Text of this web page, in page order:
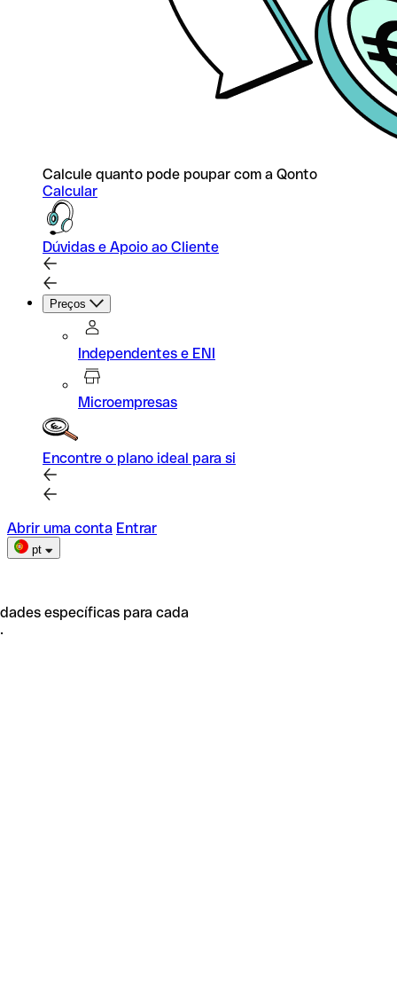
Calcule quanto pode poupar com a Qonto
Calcular
Dúvidas e Apoio ao Cliente
Preços
Independentes e ENI
Microempresas
Encontre o plano ideal para si
Abrir uma conta Entrar
pt
específicas para cada